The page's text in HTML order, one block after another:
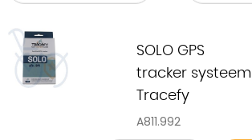
SOLO GPS
tracker systeem
Tracefy
A811.992